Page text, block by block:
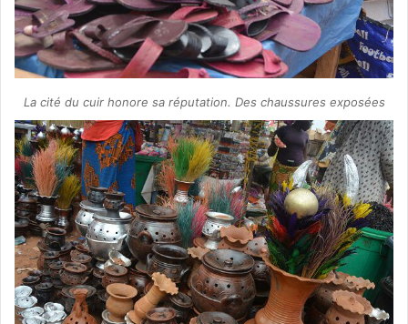
La cité du cuir honore sa réputation. Des chaussures exposées